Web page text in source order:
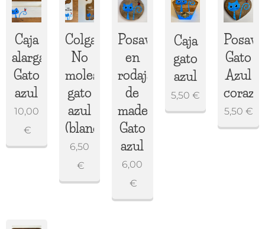
Caja
alargada
Gato
azul
10,00
€
Colgador
No
molestar
gato
azul
(blanco)
6,50
€
Posavasos
en
rodaja
de
madera
Gato
azul
6,00
€
Caja
gato
azul
5,50 €
Gato
Azul
5,50 €